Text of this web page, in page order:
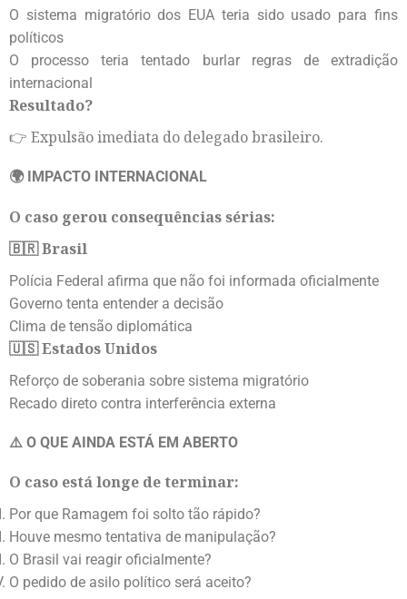
O sistema migratório dos EUA teria sido usado para fins
políticos
O processo teria tentado burlar regras de extradição
internacional
Resultado?
👉 Expulsão imediata do delegado brasileiro.
🌍 IMPACTO INTERNACIONAL
O caso gerou consequências sérias:
🇧🇷 Brasil
Polícia Federal afirma que não foi informada oficialmente
Governo tenta entender a decisão
Clima de tensão diplomática
🇺🇸 Estados Unidos
Reforço de soberania sobre sistema migratório
Recado direto contra interferência externa
⚠️ O QUE AINDA ESTÁ EM ABERTO
O caso está longe de terminar:
Por que Ramagem foi solto tão rápido?
Houve mesmo tentativa de manipulação?
O Brasil vai reagir oficialmente?
O pedido de asilo político será aceito?